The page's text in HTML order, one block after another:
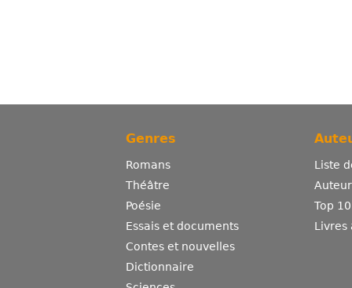
Genres
Romans
Théâtre
Poésie
Essais et documents
Contes et nouvelles
Dictionnaire
Liste
Top
Livres